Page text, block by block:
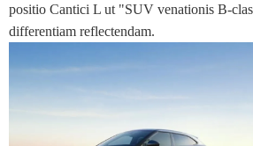
positio Cantici L ut "SUV venationis B-
differentiam reflectendam.